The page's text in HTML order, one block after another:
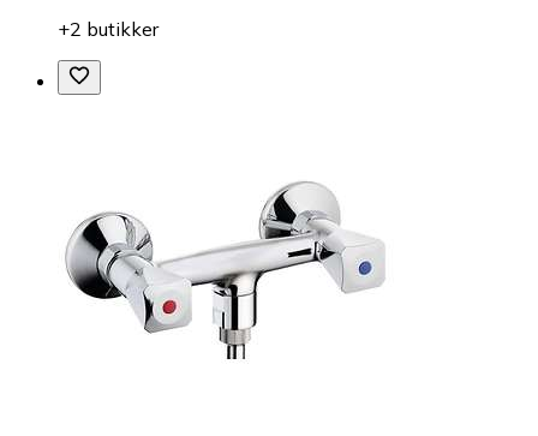
+2 butikker